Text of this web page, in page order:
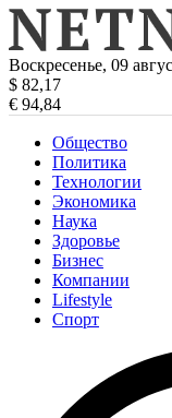
Воскресенье, 09
$ 82,17
€ 94,84
Общество
Политика
Технологии
Экономика
Наука
Здоровье
Бизнес
Компании
Lifestyle
Спорт